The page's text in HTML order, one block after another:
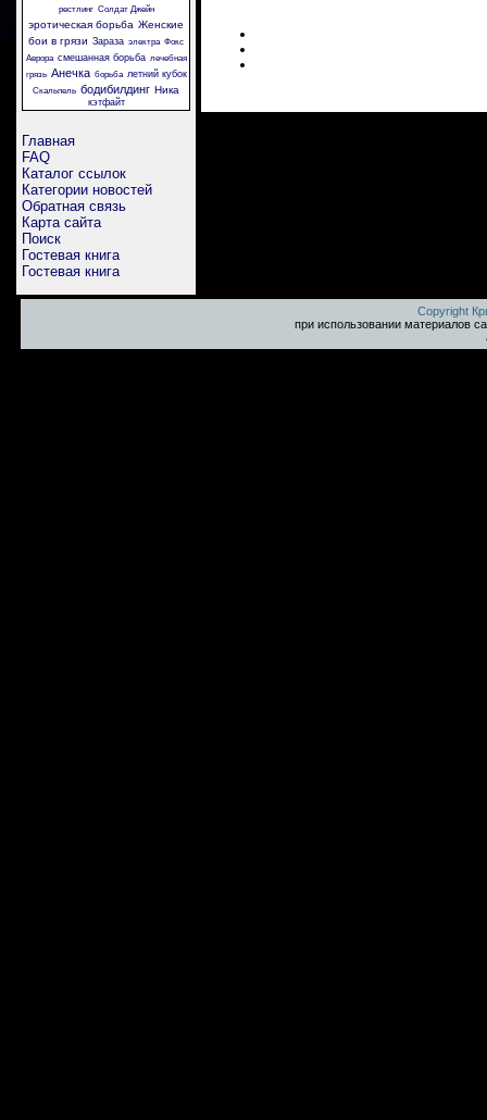
рестлинг Солдат Джейн
эротическая борьба Женские
бои в грязи Зараза электра Фокс
Аврора смешанная борьба лечебная
грязь Анечка борьба летний кубок
Скальпель бодибилдинг Ника
кэтфайт
Главная
FAQ
Каталог ссылок
Категории новостей
Обратная связь
Карта сайта
Поиск
Гостевая книга
Гостевая книга
Copyright
при использовании материалов